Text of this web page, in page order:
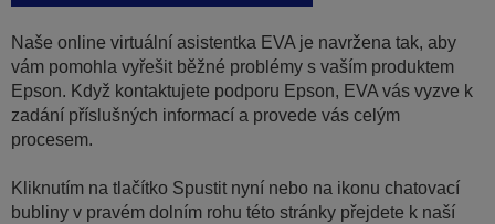
Naše online virtuální asistentka EVA je navržena tak, aby
vám pomohla vyřešit běžné problémy s vaším produktem
Epson. Když kontaktujete podporu Epson, EVA vás vyzve k
zadání příslušných informací a provede vás celým
procesem.
Kliknutím na tlačítko Spustit nyní nebo na ikonu chatovací
bubliny v pravém dolním rohu této stránky přejdete k naší